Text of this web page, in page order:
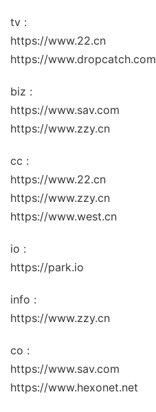
tv :
https://www.22.cn
https://www.dropcatch.com
biz :
https://www.sav.com
https://www.zzy.cn
cc :
https://www.22.cn
https://www.zzy.cn
https://www.west.cn
io :
https://park.io
info :
https://www.zzy.cn
co :
https://www.sav.com
https://www.hexonet.net